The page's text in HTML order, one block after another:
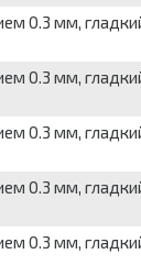
0.3 мм,
0.3 мм,
0.3 мм,
0.3 мм,
0.3 мм,